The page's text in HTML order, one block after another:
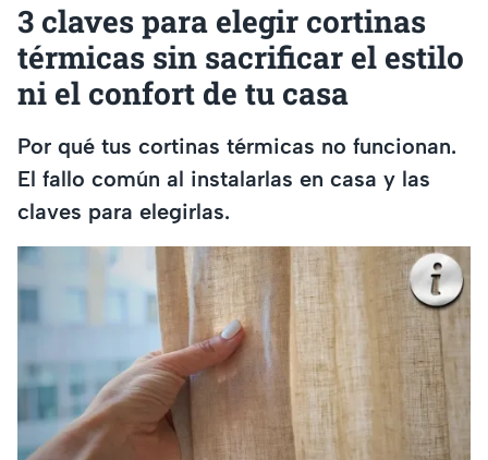
3 claves para elegir cortinas
térmicas sin sacrificar el estilo
ni el confort de tu casa
Por qué tus cortinas térmicas no funcionan.
El fallo común al instalarlas en casa y las
claves para elegirlas.